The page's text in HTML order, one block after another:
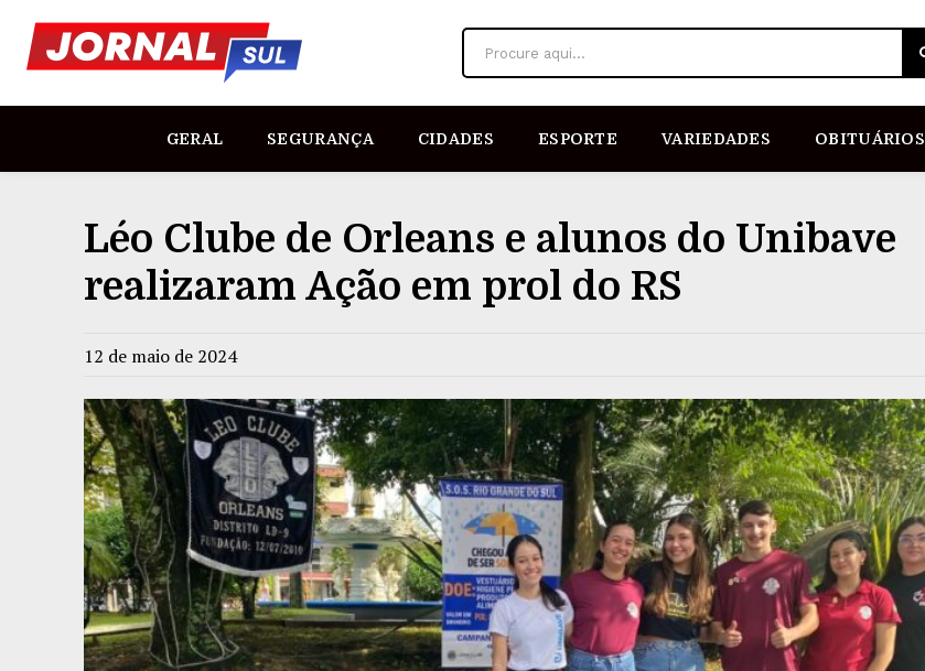
Procure aqui...
GERAL SEGURANÇA CIDADES ESPORTE VARIEDADES OBITUÁRIOS
Léo Clube de Orleans e alunos do Unibave
realizaram Ação em prol do RS
12 de maio de 2024